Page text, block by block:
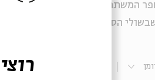
המשתתפים מוגבל, ניתן להזמין
הספרות
הרשמה לאירועים דומים